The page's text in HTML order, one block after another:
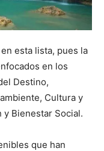
esta lista, pues la
en los
Destino,
Cultura y
Bienestar Social.
que han